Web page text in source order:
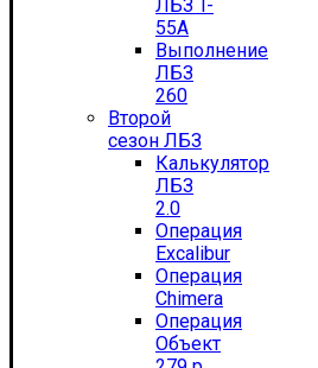
ЛБЗ T-
55А
Выполнение
ЛБЗ
260
Второй
сезон ЛБЗ
Калькулятор
ЛБЗ
2.0
Операция
Excalibur
Операция
Chimera
Операция
Объект